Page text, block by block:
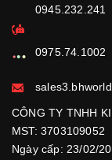
0945.232.241
0975.74.1002
CÔNG TY TNHH
MST: 3703109052
Ngày cấp: 23/02/